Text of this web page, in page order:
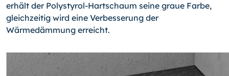
erhält der Polystyrol-Hart­schaum seine graue Farbe,
gleichzeitig wird eine Verbesserung der
Wärmedämmung erreicht.